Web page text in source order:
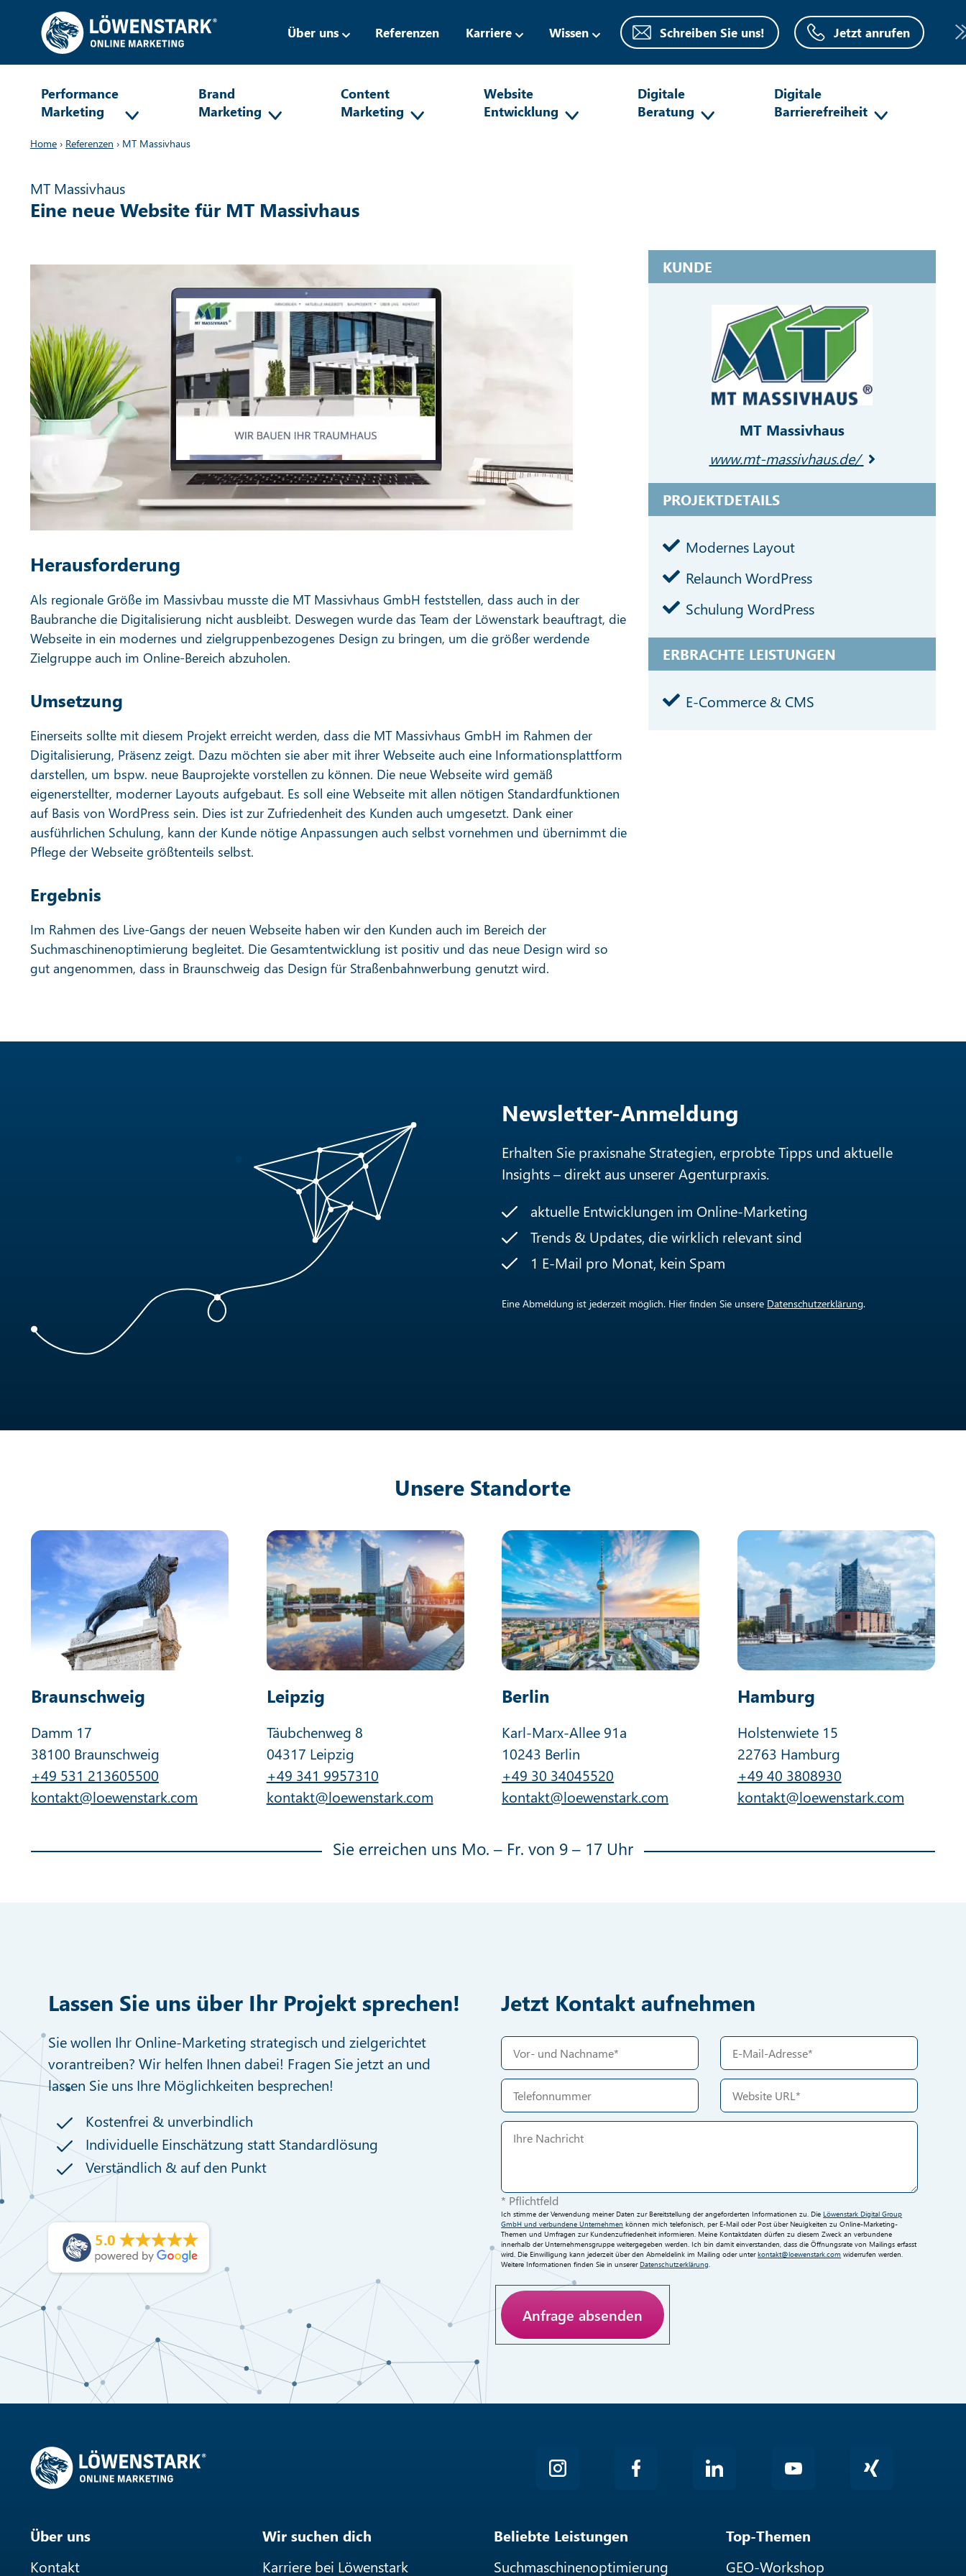
Über uns Referenzen Karriere Wissen Schreiben Sie uns! Jetzt anrufen
Performance
Marketing
Brand
Marketing
Content
Marketing
Website
Entwicklung
Digitale
Beratung
Digitale
Barrierefreiheit
Home › Referenzen › MT Massivhaus
MT Massivhaus
Eine neue Website für MT Massivhaus
Herausforderung
Als regionale Größe im Massivbau musste die MT Massivhaus GmbH feststellen, dass auch in der
Baubranche die Digitalisierung nicht ausbleibt. Deswegen wurde das Team der Löwenstark beauftragt, die
Webseite in ein modernes und zielgruppenbezogenes Design zu bringen, um die größer werdende
Zielgruppe auch im Online-Bereich abzuholen.
Umsetzung
Einerseits sollte mit diesem Projekt erreicht werden, dass die MT Massivhaus GmbH im Rahmen der
Digitalisierung, Präsenz zeigt. Dazu möchten sie aber mit ihrer Webseite auch eine Informationsplattform
darstellen, um bspw. neue Bauprojekte vorstellen zu können. Die neue Webseite wird gemäß
eigenerstellter, moderner Layouts aufgebaut. Es soll eine Webseite mit allen nötigen Standardfunktionen
auf Basis von WordPress sein. Dies ist zur Zufriedenheit des Kunden auch umgesetzt. Dank einer
ausführlichen Schulung, kann der Kunde nötige Anpassungen auch selbst vornehmen und übernimmt die
Pflege der Webseite größtenteils selbst.
Ergebnis
Im Rahmen des Live-Gangs der neuen Webseite haben wir den Kunden auch im Bereich der
Suchmaschinenoptimierung begleitet. Die Gesamtentwicklung ist positiv und das neue Design wird so
gut angenommen, dass in Braunschweig das Design für Straßenbahnwerbung genutzt wird.
KUNDE
MT Massivhaus
www.mt-massivhaus.de/
PROJEKTDETAILS
Modernes Layout
Relaunch WordPress
Schulung WordPress
ERBRACHTE LEISTUNGEN
E-Commerce & CMS
Newsletter-Anmeldung
Erhalten Sie praxisnahe Strategien, erprobte Tipps und aktuelle
Insights – direkt aus unserer Agenturpraxis.
aktuelle Entwicklungen im Online-Marketing
Trends & Updates, die wirklich relevant sind
1 E-Mail pro Monat, kein Spam
Eine Abmeldung ist jederzeit möglich. Hier finden Sie unsere Datenschutzerklärung.
Unsere Standorte
Braunschweig
Damm 17
38100 Braunschweig
+49 531 213605500
kontakt@loewenstark.com
Leipzig
Täubchenweg 8
04317 Leipzig
+49 341 9957310
kontakt@loewenstark.com
Berlin
Karl-Marx-Allee 91a
10243 Berlin
+49 30 34045520
kontakt@loewenstark.com
Hamburg
Holstenwiete 15
22763 Hamburg
+49 40 3808930
kontakt@loewenstark.com
Sie erreichen uns Mo. – Fr. von 9 – 17 Uhr
Lassen Sie uns über Ihr Projekt sprechen!
Sie wollen Ihr Online-Marketing strategisch und zielgerichtet
vorantreiben? Wir helfen Ihnen dabei! Fragen Sie jetzt an und
lassen Sie uns Ihre Möglichkeiten besprechen!
Kostenfrei & unverbindlich
Individuelle Einschätzung statt Standardlösung
Verständlich & auf den Punkt
5.0
Jetzt Kontakt aufnehmen
* Pflichtfeld
Ich stimme der Verwendung meiner Daten zur Bereitstellung der angeforderten Informationen zu. Die Löwenstark Digital Group
GmbH und verbundene Unternehmen können mich telefonisch, per E-Mail oder Post über Neuigkeiten zu Online-Marketing-
Themen und Umfragen zur Kundenzufriedenheit informieren. Meine Kontaktdaten dürfen zu diesem Zweck an verbundene
innerhalb der Unternehmensgruppe weitergegeben werden. Ich bin damit einverstanden, dass die Öffnungsrate von Mailings erfasst
wird. Die Einwilligung kann jederzeit über den Abmeldelink im Mailing oder unterkontakt@loewenstark.com widerrufen werden.
Weitere Informationen finden Sie in unserer Datenschutzerklärung
Über uns
Kontakt
Wir suchen dich
Karriere bei Löwenstark
Beliebte Leistungen
Suchmaschinenoptimierung
Top-Themen
GEO-Workshop